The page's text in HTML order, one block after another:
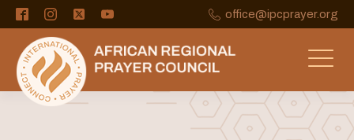
office@ipcprayer.org